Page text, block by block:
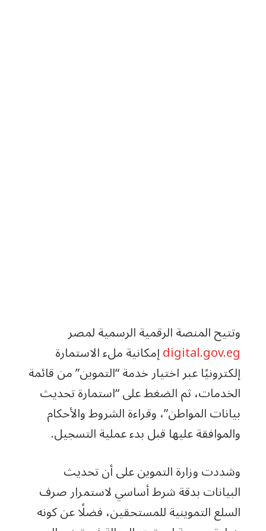
وتتيح المنصة الرقمية الرسمية لمصر
digital.gov.egإمكانية ملء الاستمارة
إلكترونيًا عبر اختيار خدمة “التموين” من قائمة
الخدمات، ثم الضغط على “استمارة تحديث
بيانات المواطن”، وقراءة الشروط والأحكام
والموافقة عليها قبل بدء عملية التسجيل.
وشددت وزارة التموين على أن تحديث
البيانات بدقة شرط أساسي لاستمرار صرف
السلع التموينية للمستحقين، فضلًا عن كونه